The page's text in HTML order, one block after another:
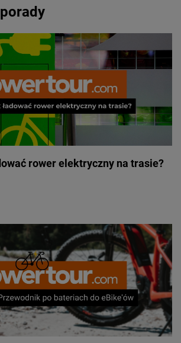
rower elektryczny na trasie?